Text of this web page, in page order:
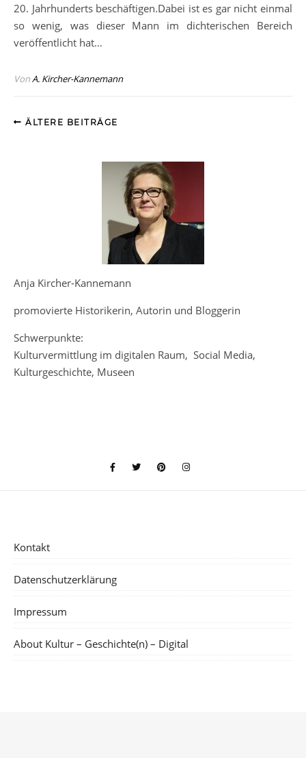
20. Jahrhunderts beschäftigen.Dabei ist es gar nicht einmal
so wenig, was dieser Mann im dichterischen Bereich
veröffentlicht hat…
VonA. Kircher-Kannemann
ÄLTERE BEITRÄGE
Anja Kircher-Kannemann
promovierte Historikerin, Autorin und Bloggerin
Schwerpunkte:
Kulturvermittlung im digitalen Raum, Social Media,
Kulturgeschichte, Museen
Kontakt
Datenschutzerklärung
Impressum
About Kultur – Geschichte(n) – Digital